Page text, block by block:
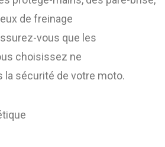
de freinage
vous que les
choisissez ne
sécurité de votre moto.